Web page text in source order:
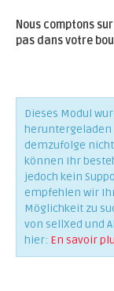
Nous comptons
pas dans votre
Dieses Modul
heruntergeladen
demzufolge
können Ihr
jedoch kein
empfehlen wir
Möglichkeit zu
von sellXed und
hier: En savoir